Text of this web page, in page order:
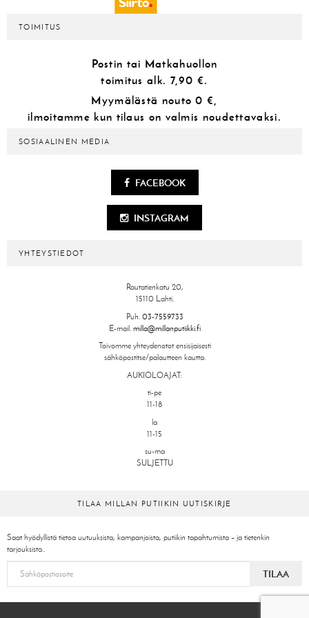
TOIMITUS
Postin tai Matkahuollon
toimitus alk. 7,90 €.
Myymälästä nouto 0 €,
ilmoitamme kun tilaus on valmis noudettavaksi.
SOSIAALINEN MEDIA
FACEBOOK
INSTAGRAM
YHTEYSTIEDOT
Rautatienkatu 20,
15110 Lahti.
Puh. 03-7559733
E-mail. milla@millanputiikki.fi
Toivomme yhteydenotot ensisijaisesti
sähköpostitse/palautteen kautta.
AUKIOLOAJAT:
ti-pe
11-18
la
11-15
su-ma
SULJETTU
TILAA MILLAN PUTIIKIN UUTISKIRJE
Saat hyödyllistä tietoa uutuuksista, kampanjoista, putiikin tapahtumista – ja tietenkin
tarjouksista..
TILAA